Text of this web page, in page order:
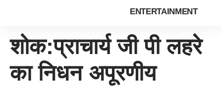
ENTERTAINMENT
शोक:प्राचार्य जी पी लहरे
का निधन अपूरणीय